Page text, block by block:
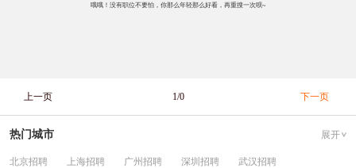
哦哦！没有职位不要怕，你那么年轻那么好看，再重搜一次呗~
上一页 1/0 下一页
热门城市 展开
北京招聘 上海招聘 广州招聘 深圳招聘
武汉招聘